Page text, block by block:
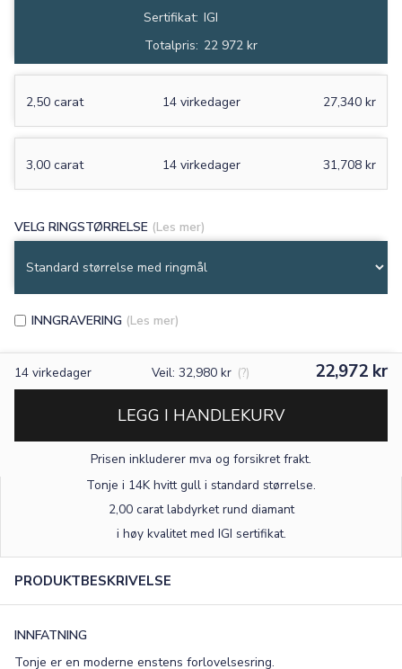
×
TEKST
FONT
Sertifikat: IGI
Totalpris: 22 972 kr
2,50 carat 27,340 kr
14 virkedager
3,00 carat 31,708 kr
14 virkedager
VELG RINGSTØRRELSE (Les mer)
INNGRAVERING (Les mer)
14 virkedager Veil: 32,980 kr (?) 22,972 kr
LEGG I HANDLEKURV
Prisen inkluderer mva og forsikret frakt.
Tonje i 14K hvitt gull i standard størrelse.
2,00 carat labdyrket rund diamant
i høy kvalitet med IGI sertifikat.
PRODUKTBESKRIVELSE
INNFATNING
Tonje er en moderne enstens forlovelsesring.